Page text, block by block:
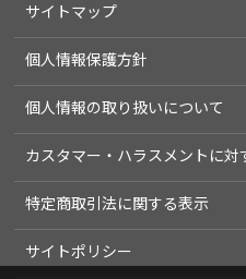
サイトマップ
個人情報保護方針
個人情報の取り扱いについて
カスタマー・ハラスメントに対
特定商取引法に関する表示
サイトポリシー